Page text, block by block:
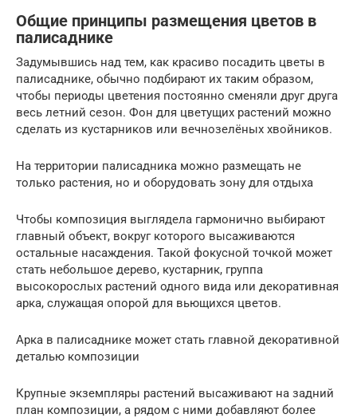
Общие принципы размещения цветов в
палисаднике
Задумывшись над тем, как красиво посадить цветы в
палисаднике, обычно подбирают их таким образом,
чтобы периоды цветения постоянно сменяли друг друга
весь летний сезон. Фон для цветущих растений можно
сделать из кустарников или вечнозелёных хвойников.
На территории палисадника можно размещать не
только растения, но и оборудовать зону для отдыха
Чтобы композиция выглядела гармонично выбирают
главный объект, вокруг которого высаживаются
остальные насаждения. Такой фокусной точкой может
стать небольшое дерево, кустарник, группа
высокорослых растений одного вида или декоративная
арка, служащая опорой для вьющихся цветов.
Арка в палисаднике может стать главной декоративной
деталью композиции
Крупные экземпляры растений высаживают на задний
план композиции, а рядом с ними добавляют более